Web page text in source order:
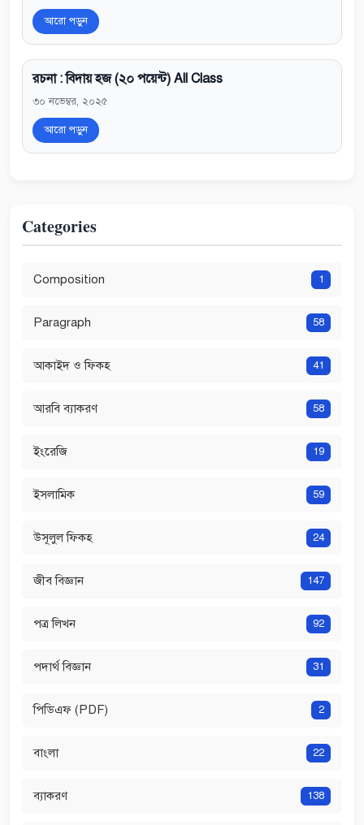
আরো পড়ুন
রচনা : বিদায় হজ (২০ পয়েন্ট) All Class
৩০ নভেম্বর, ২০২৫
আরো পড়ুন
Categories
Composition 1
Paragraph 58
আকাইদ ও ফিকহ 41
আরবি ব্যাকরণ 58
ইংরেজি 19
ইসলামিক 59
উসূলুল ফিকহ 24
জীব বিজ্ঞান 147
পত্র লিখন 92
পদার্থ বিজ্ঞান 31
পিডিএফ (PDF) 2
বাংলা 22
ব্যাকরণ 138